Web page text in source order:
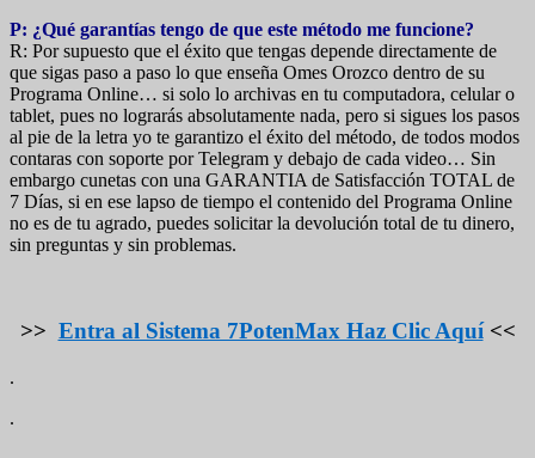
P: ¿Qué garantías tengo de que este método me funcione?
R: Por supuesto que el éxito que tengas depende directamente de
que sigas paso a paso lo que enseña Omes Orozco dentro de su
Programa Online… si solo lo archivas en tu computadora, celular o
tablet, pues no lograrás absolutamente nada, pero si sigues los pasos
al pie de la letra yo te garantizo el éxito del método, de todos modos
contaras con soporte por Telegram y debajo de cada video… Sin
embargo cunetas con una GARANTIA de Satisfacción TOTAL de
7 Días, si en ese lapso de tiempo el contenido del Programa Online
no es de tu agrado, puedes solicitar la devolución total de tu dinero,
sin preguntas y sin problemas.
>> Entra al Sistema 7PotenMax Haz Clic Aquí<<
.
.